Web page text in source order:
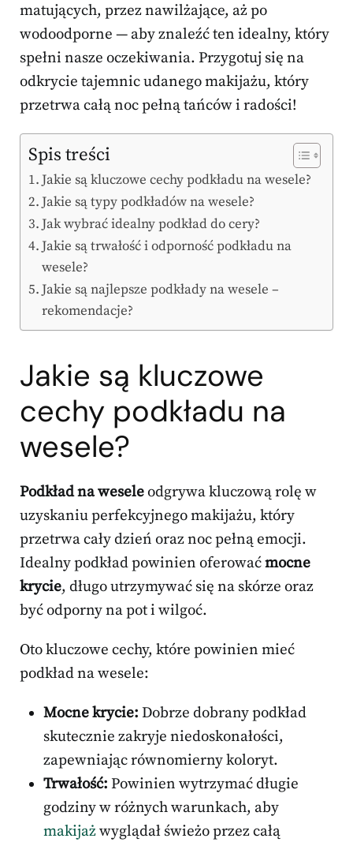
matujących, przez nawilżające, aż po
wodoodporne — aby znaleźć ten idealny, który
spełni nasze oczekiwania. Przygotuj się na
odkrycie tajemnic udanego makijażu, który
przetrwa całą noc pełną tańców i radości!
Spis treści
Jakie są kluczowe cechy podkładu na wesele?
Jakie są typy podkładów na wesele?
Jak wybrać idealny podkład do cery?
Jakie są trwałość i odporność podkładu na
wesele?
Jakie są najlepsze podkłady na wesele –
rekomendacje?
Jakie są kluczowe
cechy podkładu na
wesele?
Podkład na weseleodgrywa kluczową rolę w
uzyskaniu perfekcyjnego makijażu, który
przetrwa cały dzień oraz noc pełną emocji.
Idealny podkład powinien oferowaćmocne
krycie, długo utrzymywać się na skórze oraz
być odporny na pot i wilgoć.
Oto kluczowe cechy, które powinien mieć
podkład na wesele:
Mocne krycie: Dobrze dobrany podkład
skutecznie zakryje niedoskonałości,
zapewniając równomierny koloryt.
Trwałość: Powinien wytrzymać długie
godziny w różnych warunkach, aby
makijażwyglądał świeżo przez całą